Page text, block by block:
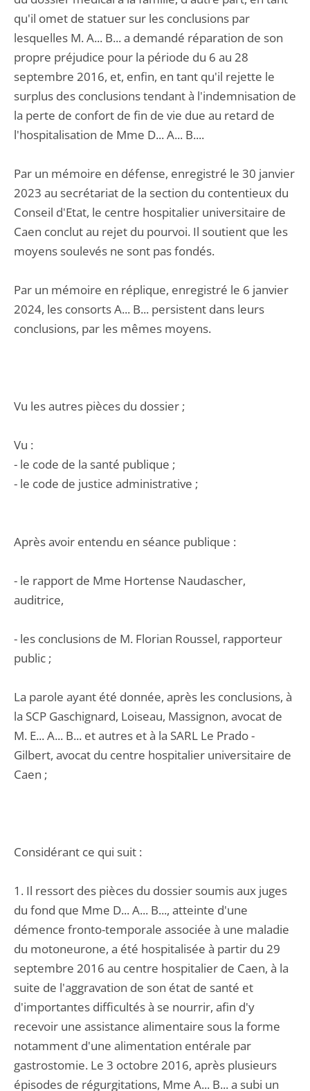
qu'il omet de statuer sur les conclusions par
lesquelles M. A... B... a demandé réparation de son
propre préjudice pour la période du 6 au 28
septembre 2016, et, enfin, en tant qu'il rejette le
surplus des conclusions tendant à l'indemnisation de
la perte de confort de fin de vie due au retard de
l'hospitalisation de Mme D... A... B....
Par un mémoire en défense, enregistré le 30 janvier
2023 au secrétariat de la section du contentieux du
Conseil d'Etat, le centre hospitalier universitaire de
Caen conclut au rejet du pourvoi. Il soutient que les
moyens soulevés ne sont pas fondés.
Par un mémoire en réplique, enregistré le 6 janvier
2024, les consorts A... B... persistent dans leurs
conclusions, par les mêmes moyens.
Vu les autres pièces du dossier ;
Vu :
- le code de la santé publique ;
- le code de justice administrative ;
Après avoir entendu en séance publique :
- le rapport de Mme Hortense Naudascher,
auditrice,
- les conclusions de M. Florian Roussel, rapporteur
public ;
La parole ayant été donnée, après les conclusions, à
la SCP Gaschignard, Loiseau, Massignon, avocat de
M. E... A... B... et autres et à la SARL Le Prado -
Gilbert, avocat du centre hospitalier universitaire de
Caen ;
Considérant ce qui suit :
1. Il ressort des pièces du dossier soumis aux juges
du fond que Mme D... A... B..., atteinte d'une
démence fronto-temporale associée à une maladie
du motoneurone, a été hospitalisée à partir du 29
septembre 2016 au centre hospitalier de Caen, à la
suite de l'aggravation de son état de santé et
d'importantes difficultés à se nourrir, afin d'y
recevoir une assistance alimentaire sous la forme
notamment d'une alimentation entérale par
gastrostomie. Le 3 octobre 2016, après plusieurs
épisodes de régurgitations, Mme A... B... a subi un